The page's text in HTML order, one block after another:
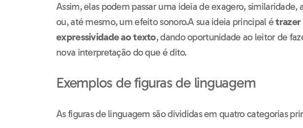
Assim, elas podem passar uma ideia de exagero, similaridade,
ou, até mesmo, um efeito sonoro.A sua ideia principal étrazer
expressividade ao texto, dando oportunidade ao leitor de
nova interpretação do que é dito.
Exemplos de figuras de linguagem
As figuras de linguagem são divididas emquatro categorias